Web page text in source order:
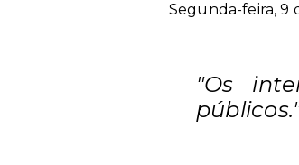
Segunda-feira, 9
"Os